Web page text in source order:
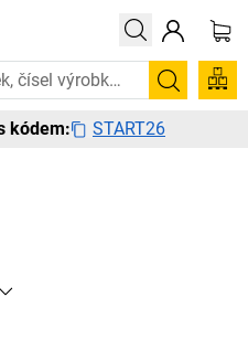
do 72 hodin. Prohlédněte si
Hledání
kódem: START26